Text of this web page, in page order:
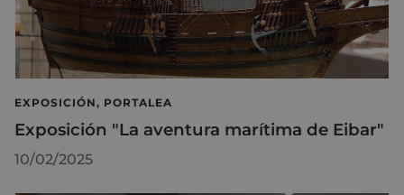
EXPOSICIÓN, PORTALEA
Exposición "La aventura marítima de Eibar"
10/02/2025